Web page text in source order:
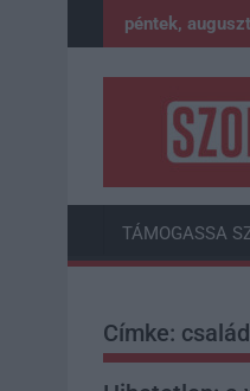
to
péntek,
TÁMOGASSA
Címke: